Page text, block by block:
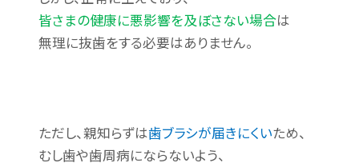
皆さまの健康に悪影響を及ぼさない場合は
無理に抜歯をする必要はありません。
ただし、親知らずは歯ブラシが届きにくいため、
むし歯や歯周病にならないよう、